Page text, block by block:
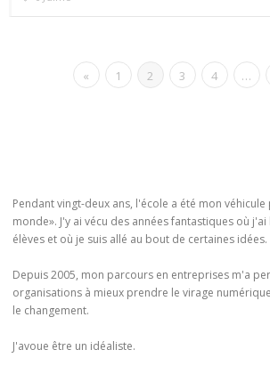
« 1 2 3 4 …
Pendant vingt-deux ans, l'école a été mon
monde». J'y ai vécu des années fantastiques où
élèves et où je suis allé au bout de certaines idées.
Depuis 2005, mon parcours en entreprises m'a
organisations à mieux prendre le virage
le changement.
J'avoue être un idéaliste.